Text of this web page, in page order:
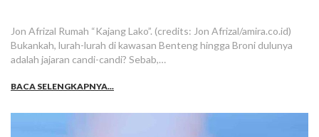
Jon Afrizal Rumah “Kajang Lako”. (credits: Jon Afrizal/amira.co.id)
Bukankah, lurah-lurah di kawasan Benteng hingga Broni dulunya
adalah jajaran candi-candi? Sebab,…
BACA SELENGKAPNYA...